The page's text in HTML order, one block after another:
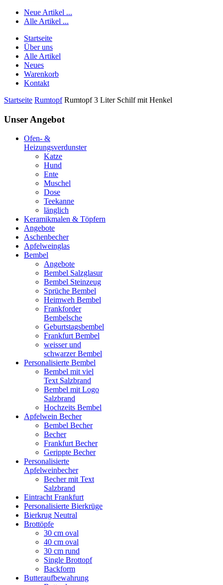
Neue Artikel ...
Alle Artikel ...
Startseite
Über uns
Alle Artikel
Neues
Warenkorb
Kontakt
Startseite RumtopfRumtopf 3 Liter Schilf mit Henkel
Unser Angebot
Ofen- &
Heizungsverdunster
Katze
Hund
Ente
Muschel
Dose
Teekanne
länglich
Keramikmalen & Töpfern
Angebote
Aschenbecher
Apfelweinglas
Bembel
Angebote
Bembel Salzglasur
Bembel Steinzeug
Sprüche Bembel
Heimweh Bembel
Frankforder
Bembelsche
Geburtstagsbembel
Frankfurt Bembel
weisser und
schwarzer Bembel
Personalisierte Bembel
Bembel mit viel
Text Salzbrand
Bembel mit Logo
Salzbrand
Hochzeits Bembel
Apfelwein Becher
Bembel Becher
Becher
Frankfurt Becher
Gerippte Becher
Personalisierte
Apfelweinbecher
Becher mit Text
Salzbrand
Eintracht Frankfurt
Personalisierte Bierkrüge
Bierkrug Neutral
Brottöpfe
30 cm oval
40 cm oval
30 cm rund
Single Brottopf
Backform
Butteraufbewahrung